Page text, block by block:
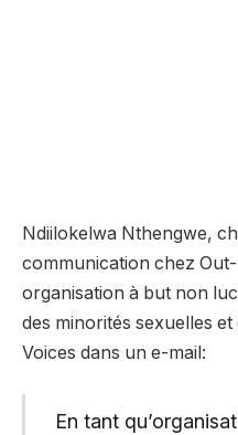
Ndiilokelwa Nthengwe,
communication chez
organisation à but non
des minorités sexuelles
Voices dans un e-mail:
En tant